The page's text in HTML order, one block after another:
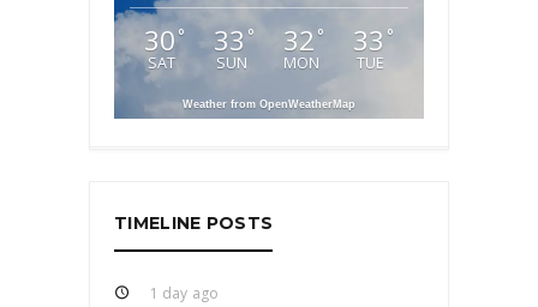
30 °
SAT
33 °
SUN
32 °
MON
33 °
TUE
Weather from OpenWeatherMap
TIMELINE POSTS
1 day ago